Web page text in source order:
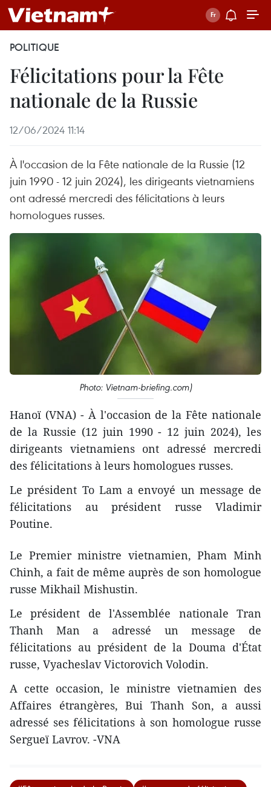
POLITIQUE
Félicitations pour la Fête
nationale de la Russie
12/06/2024 11:14
À l'occasion de la Fête nationale de la Russie (12
juin 1990 - 12 juin 2024), les dirigeants vietnamiens
ont adressé mercredi des félicitations à leurs
homologues russes.
Photo: Vietnam-briefing.com)
Hanoï (VNA) - À l'occasion de la Fête nationale
de la Russie (12 juin 1990 - 12 juin 2024), les
dirigeants vietnamiens ont adressé mercredi
des félicitations à leurs homologues russes.
Le président To Lam a envoyé un message de
félicitations au président russe Vladimir
Poutine.
Le Premier ministre vietnamien, Pham Minh
Chinh, a fait de même auprès de son homologue
russe Mikhail Mishustin.
Le président de l'Assemblée nationale Tran
Thanh Man a adressé un message de
félicitations au président de la Douma d'État
russe, Vyacheslav Victorovich Volodin.
A cette occasion, le ministre vietnamien des
Affaires étrangères, Bui Thanh Son, a aussi
adressé ses félicitations à son homologue russe
Sergueï Lavrov. -VNA